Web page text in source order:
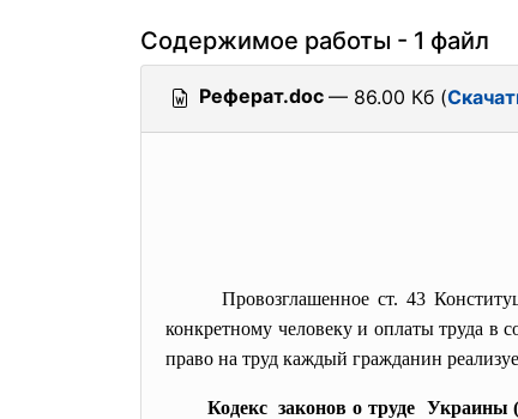
Содержимое работы - 1 файл
Реферат.doc — 86.00 Кб (
Провозглашенное ст. 43
конкретному человеку и оплаты труда в
право на труд каждый гражданин
Кодекс законов о труде